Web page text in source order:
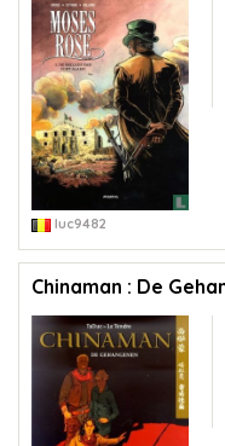
luc9482
Chinaman : De